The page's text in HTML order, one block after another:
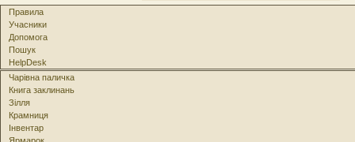
Правила
Учасники
Допомога
Пошук
HelpDesk
Чарівна паличка
Книга заклинань
Зілля
Крамниця
Інвентар